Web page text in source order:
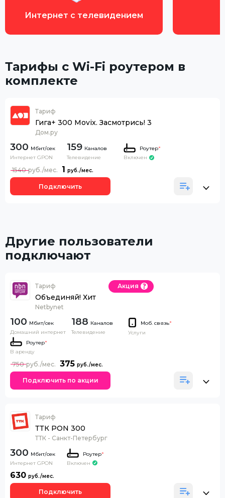
Интернет с телевидением
Тарифы с Wi-Fi роутером в
комплекте
Тариф
Гига+ 300 Movix. Засмотрись! 3
Дом.ру
300
Интернет GPON
159 Каналов
Телевидение
Роутер*
Включен
1
1540
Подключить
Другие пользователи
подключают
Тариф
Объединяй! Хит
Netbynet
Акция
100
Домашний интернет
188 Каналов
Телевидение
Моб. связь*
Услуги
Роутер*
В аренду
375
750
Подключить по акции
Тариф
ТТК PON 300
ТТК - Санкт-Петербург
300
Интернет GPON
Роутер*
Включен
630
Подключить